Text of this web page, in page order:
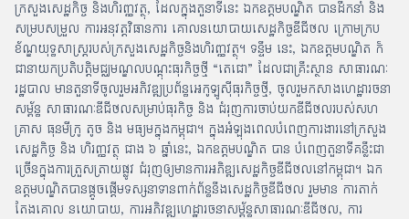
ក្រសួងសេដ្ឋកិច្ច និងហិរញ្ញវត្ថុ, ដែលក្នុងតួនាទីនេះ ឯកឧត្តមបណ្ឌិត បានដឹកនាំ និង
សម្របសម្រួល ការអនុវត្តវិធានការ គោលនយោបាយសេដ្ឋកិច្ចឌីជីថល ក្រោមក្រប
ខ័ណ្ឌយុទ្ធសាស្រ្តរបស់ក្រសួងសេដ្ឋកិច្ចនិងហិរញ្ញវត្ថុ។ ទន្ទឹម នេះ, ឯកឧត្តមបណ្ឌិត ក៏
ជានាយកប្រតិបត្តិមជ្ឈមណ្ឌលបណ្តុះធុរកិច្ចថ្មី “តេជោ” ដែលជាគ្រឹះស្ថាន សាធារណៈ
រដ្ឋបាល មានតួនាទីចូលរួមអភិវឌ្ឍប្រព័ន្ធអេកូឡូស៊ីធុរកិច្ចថ្មី, ចូលរួមកសាងហេដ្ឋារចនា
សម្ព័ន្ធ សាធារណៈឌីជីថលសម្រាប់ធុរកិច្ច និង ជំរុញការចាប់យកឌីជីថលរបស់សហ
គ្រាស ធុនមីក្រូ តូច និង មធ្យមក្នុងកម្ពុជា។ ក្នុងអំឡុងពេលបំពេញការងារនៅក្រសួង
សេដ្ឋកិច្ច និង ហិរញ្ញវត្ថុ ជាង ៦ ឆ្នាំនេះ, ឯកឧត្តមបណ្ឌិត បាន បំពេញតួនាទីគន្លឹះជា
ច្រើនក្នុងការត្រួសត្រាយផ្លូវ ជំរុញឲ្យមានការអភិឌ្ឍសេដ្ឋកិច្ចឌីជីថលនៅកម្ពុជា។ ឯក
ឧត្តមបណ្ឌិតបានផ្តួចផ្តើមទស្សនាទានពាក់ព័ន្ធនឹងសេដ្ឋកិច្ចឌីជីថល រួមមាន ការតាក់
តែងគោល នយោបាយ, ការអភិវឌ្ឍហេដ្ឋារចនាសម្ព័ន្ធសាធារណៈឌីជីថល, ការ